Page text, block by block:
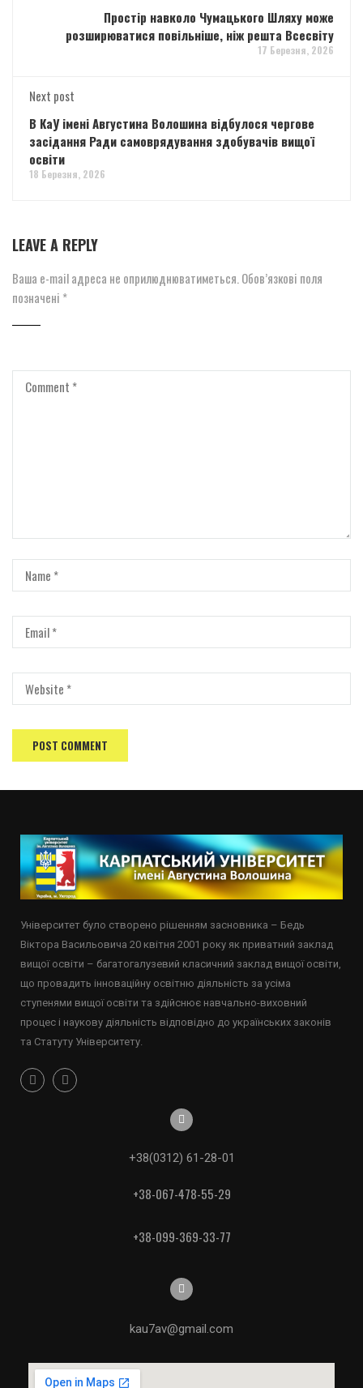
Простір навколо Чумацького Шляху може
розширюватися повільніше, ніж решта Всесвіту
17 Березня, 2026
Next post
В КаУ імені Августина Волошина відбулося чергове
засідання Ради самоврядування здобувачів вищої
освіти
18 Березня, 2026
LEAVE A REPLY
Ваша e-mail адреса не оприлюднюватиметься. Обов’язкові поля
позначені *
Університет було створено рішенням засновника – Бедь
Віктора Васильовича 20 квітня 2001 року як приватний заклад
вищої освіти – багатогалузевий класичний заклад вищої освіти,
що провадить інноваційну освітню діяльність за усіма
ступенями вищої освіти та здійснює навчально-виховний
процес і наукову діяльність відповідно до українських законів
та Статуту Університету.
+38(0312) 61-28-01
+38-067-478-55-29
+38-099-369-33-77
kau7av@gmail.com